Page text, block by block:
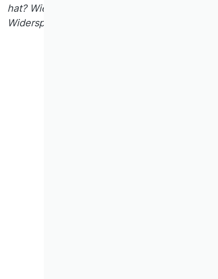
hat? Wie könnte man mit solchen
Widersprüchen umgehen?